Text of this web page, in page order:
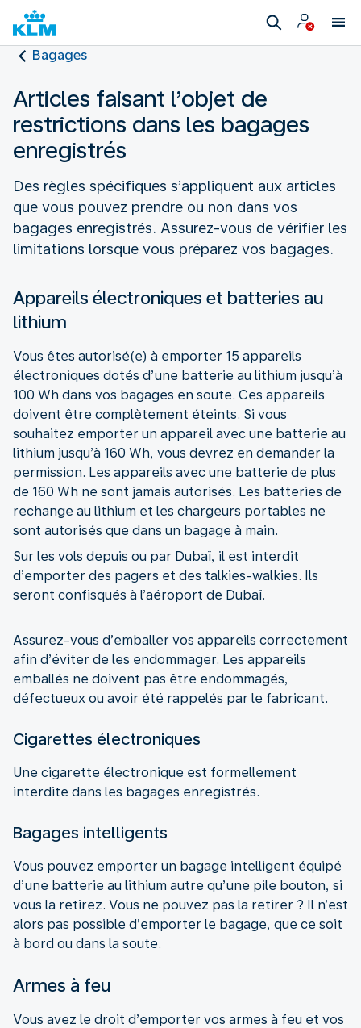
Bagages
Articles faisant l’objet de
restrictions dans les bagages
enregistrés
Des règles spécifiques s’appliquent aux articles
que vous pouvez prendre ou non dans vos
bagages enregistrés. Assurez-vous de vérifier les
limitations lorsque vous préparez vos bagages.
Appareils électroniques et batteries au
lithium
Vous êtes autorisé(e) à emporter 15 appareils
électroniques dotés d’une batterie au lithium jusqu’à
100 Wh dans vos bagages en soute. Ces appareils
doivent être complètement éteints. Si vous
souhaitez emporter un appareil avec une batterie au
lithium jusqu’à 160 Wh, vous devrez en demander la
permission. Les appareils avec une batterie de plus
de 160 Wh ne sont jamais autorisés. Les batteries de
rechange au lithium et les chargeurs portables ne
sont autorisés que dans un bagage à main.
Sur les vols depuis ou par Dubaï, il est interdit
d’emporter des pagers et des talkies-walkies. Ils
seront confisqués à l’aéroport de Dubaï.
Assurez-vous d’emballer vos appareils correctement
afin d’éviter de les endommager. Les appareils
emballés ne doivent pas être endommagés,
défectueux ou avoir été rappelés par le fabricant.
Cigarettes électroniques
Une cigarette électronique est formellement
interdite dans les bagages enregistrés.
Bagages intelligents
Vous pouvez emporter un bagage intelligent équipé
d’une batterie au lithium autre qu’une pile bouton, si
vous la retirez. Vous ne pouvez pas la retirer ? Il n’est
alors pas possible d’emporter le bagage, que ce soit
à bord ou dans la soute.
Armes à feu
Vous avez le droit d’emporter vos armes à feu et vos